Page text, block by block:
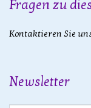
Fragen zu
Kontaktieren Sie
Newsletter